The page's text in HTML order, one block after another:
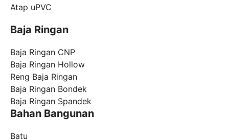
Atap uPVC
Baja Ringan
Baja Ringan CNP
Baja Ringan Hollow
Reng Baja Ringan
Baja Ringan Bondek
Baja Ringan Spandek
Bahan Bangunan
Batu